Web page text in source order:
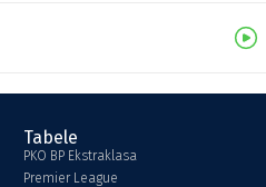
Tabele
PKO BP Ekstraklasa
Premier League